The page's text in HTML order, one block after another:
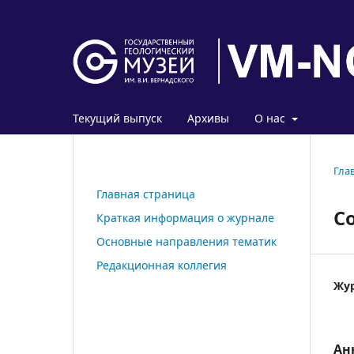
Текущий выпуск Архивы О нас
Главная страница
Краткая информация о журнале
Основные направления тематик
Редакционная коллегия